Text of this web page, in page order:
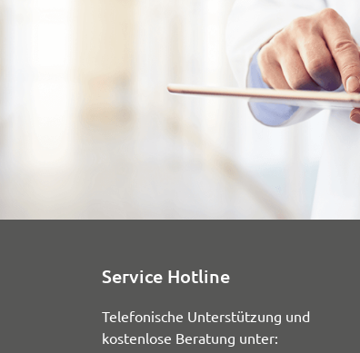
Service Hotline
Telefonische Unterstützung und
kostenlose Beratung unter: